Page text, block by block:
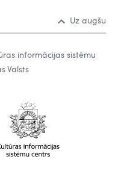
Uz augšu
informācijas sistēmu
Valsts